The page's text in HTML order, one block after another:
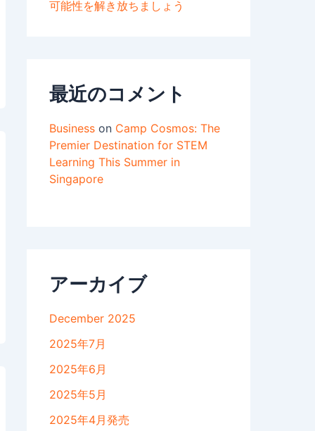
可能性を解き放ちましょう
最近のコメント
Business on Camp Cosmos: The
Premier Destination for STEM
Learning This Summer in
Singapore
アーカイブ
December 2025
2025年7月
2025年6月
2025年5月
2025年4月発売